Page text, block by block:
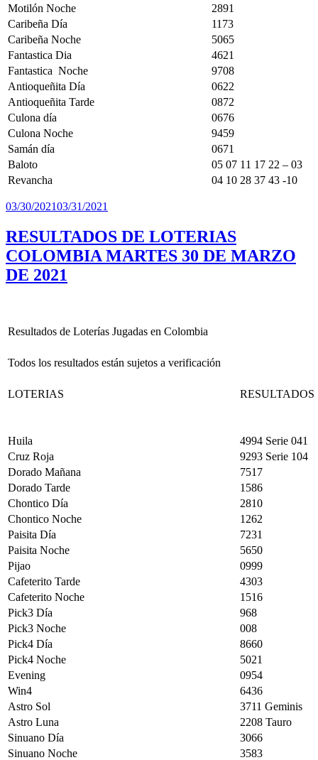
Motilón Noche
2891
Caribeña Día
1173
Caribeña Noche
5065
Fantastica Dia
4621
Fantastica Noche
9708
Antioqueñita Día
0622
Antioqueñita Tarde
0872
Culona día
0676
Culona Noche
9459
Samán día
0671
Baloto
05 07 11 17 22 – 03
Revancha
04 10 28 37 43 -10
Publicado
03/30/202103/31/2021
RESULTADOS DE LOTERIAS
COLOMBIA MARTES 30 DE MARZO
DE 2021
Resultados de Loterías Jugadas en Colombia
Todos los resultados están sujetos a verificación
LOTERIAS RESULTADOS
Huila
4994 Serie 041
Cruz Roja
9293 Serie 104
Dorado Mañana
7517
Dorado Tarde
1586
Chontico Día
2810
Chontico Noche
1262
Paisita Día
7231
Paisita Noche
5650
Pijao
0999
Cafeterito Tarde
4303
Cafeterito Noche
1516
Pick3 Día
968
Pick3 Noche
008
Pick4 Día
8660
Pick4 Noche
5021
Evening
0954
Win4
6436
Astro Sol
3711 Geminis
Astro Luna
2208 Tauro
Sinuano Día
3066
Sinuano Noche
3583